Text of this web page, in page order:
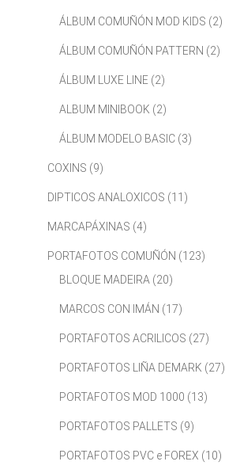
ÁLBUM COMUÑÓN MOD KIDS (2)
ÁLBUM COMUÑÓN PATTERN (2)
ÁLBUM LUXE LINE (2)
ALBUM MINIBOOK (2)
ÁLBUM MODELO BASIC (3)
COXINS (9)
DIPTICOS ANALOXICOS (11)
MARCAPÁXINAS (4)
PORTAFOTOS COMUÑÓN (123)
BLOQUE MADEIRA (20)
MARCOS CON IMÁN (17)
PORTAFOTOS ACRILICOS (27)
PORTAFOTOS LIÑA DEMARK (27)
PORTAFOTOS MOD 1000 (13)
PORTAFOTOS PALLETS (9)
PORTAFOTOS PVC e FOREX (10)